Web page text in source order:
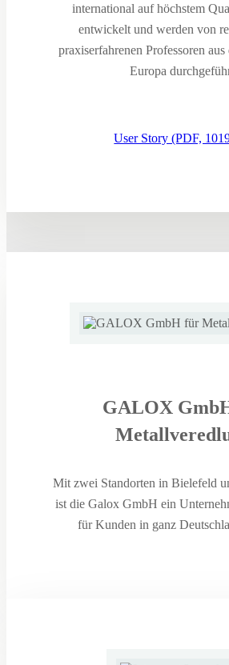
international auf höchstem
entwickelt und werden von
praxiserfahrenen Professoren
Europa
User Story (PDF,
GALOX
Mit zwei Standorten in Bielefeld
ist die Galox GmbH ein
für Kunden in ganz